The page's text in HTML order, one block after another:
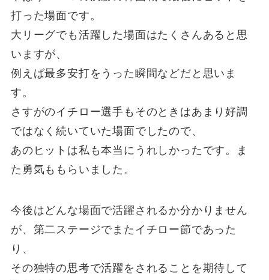
打った場面です。
大リーグでも活躍した場面はたくさんあると思
いますが、
例えば最多安打をうった瞬間などだと思いま
す。
さすがのイチロー選手もそのときはあまり好調
ではなく続いていた場面でしたので、
あのヒットは私も本当にうれしかったです。ま
た勇気ももらいました。
今後はどんな場面で活躍されるか分かりません
が、第二ステージでまたイチロー節であった
り、
その独特の思考で活躍をされることを期待して